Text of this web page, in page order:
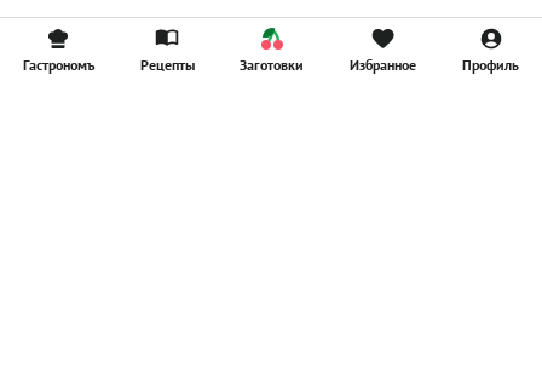
Гастрономъ Рецепты Заготовки Избранное Профиль